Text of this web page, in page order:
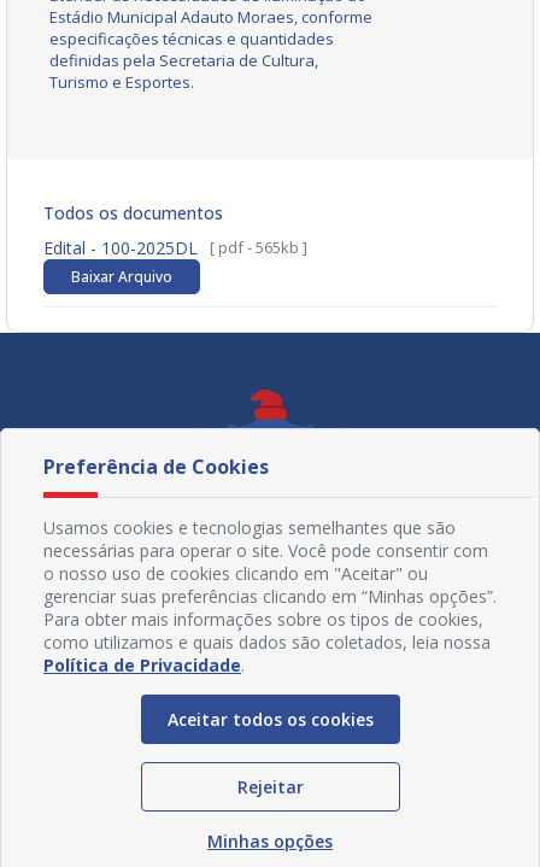
Estádio Municipal Adauto Moraes, conforme
especificações técnicas e quantidades
definidas pela Secretaria de Cultura,
Turismo e Esportes.
Todos os documentos
Edital - 100-2025DL
[ pdf - 565kb ]
Baixar Arquivo
Preferência de Cookies
Usamos cookies e tecnologias semelhantes que são
necessárias para operar o site. Você pode consentir com
o nosso uso de cookies clicando em "Aceitar" ou
gerenciar suas preferências clicando em “Minhas opções”.
Para obter mais informações sobre os tipos de cookies,
como utilizamos e quais dados são coletados, leia nossa
Política de Privacidade.
Aceitar todos os cookies
Rejeitar
Minhas opções